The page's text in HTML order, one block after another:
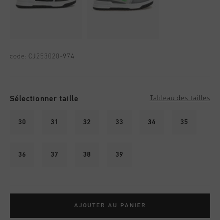
code: CJ253020-974
Sélectionner taille Tableau des tailles
30 31 32 33 34 35
36 37 38 39
AJOUTER AU PANIER